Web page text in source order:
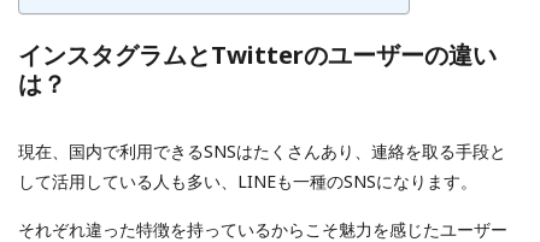
インスタグラムとTwitterのユーザーの違い
は？
現在、国内で利用できるSNSはたくさんあり、連絡を取る手段と
して活用している人も多い、LINEも一種のSNSになります。
それぞれ違った特徴を持っているからこそ魅力を感じたユーザー